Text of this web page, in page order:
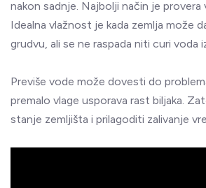
nakon sadnje. Najbolji način je provera
Idealna vlažnost je kada zemlja može
grudvu, ali se ne raspada niti curi voda
Previše vode može dovesti do
premalo vlage usporava rast biljaka.
stanje zemljišta i prilagoditi zalivanje